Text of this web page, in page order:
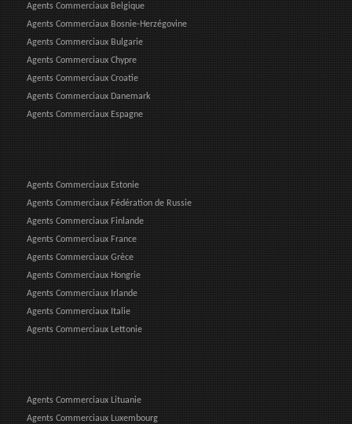
Agents Commerciaux Belgique
Agents Commerciaux Bosnie-Herzégovine
Agents Commerciaux Bulgarie
Agents Commerciaux Chypre
Agents Commerciaux Croatie
Agents Commerciaux Danemark
Agents Commerciaux Espagne
Agents Commerciaux Estonie
Agents Commerciaux Fédération de Russie
Agents Commerciaux Finlande
Agents Commerciaux France
Agents Commerciaux Grèce
Agents Commerciaux Hongrie
Agents Commerciaux Irlande
Agents Commerciaux Italie
Agents Commerciaux Lettonie
Agents Commerciaux Lituanie
Agents Commerciaux Luxembourg